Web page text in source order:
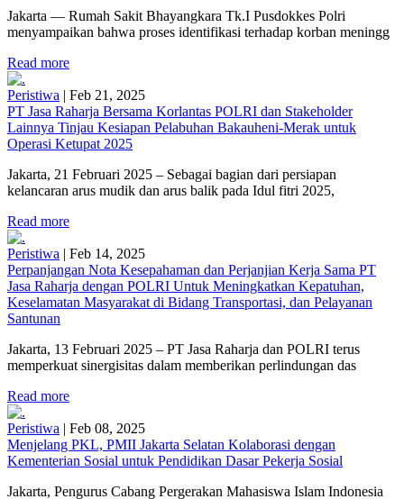
Jakarta — Rumah Sakit Bhayangkara Tk.I Pusdokkes Polri
menyampaikan bahwa proses identifikasi terhadap korban meningg
Read more
Peristiwa | Feb 21, 2025
PT Jasa Raharja Bersama Korlantas POLRI dan Stakeholder
Lainnya Tinjau Kesiapan Pelabuhan Bakauheni-Merak untuk
Operasi Ketupat 2025
Jakarta, 21 Februari 2025 – Sebagai bagian dari persiapan
kelancaran arus mudik dan arus balik pada Idul fitri 2025,
Read more
Peristiwa | Feb 14, 2025
Perpanjangan Nota Kesepahaman dan Perjanjian Kerja Sama PT
Jasa Raharja dengan POLRI Untuk Meningkatkan Kepatuhan,
Keselamatan Masyarakat di Bidang Transportasi, dan Pelayanan
Santunan
Jakarta, 13 Februari 2025 – PT Jasa Raharja dan POLRI terus
memperkuat sinergisitas dalam memberikan perlindungan das
Read more
Peristiwa | Feb 08, 2025
Menjelang PKL, PMII Jakarta Selatan Kolaborasi dengan
Kementerian Sosial untuk Pendidikan Dasar Pekerja Sosial
Jakarta, Pengurus Cabang Pergerakan Mahasiswa Islam Indonesia